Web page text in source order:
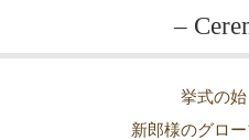
–
挙式の
新郎様のグロ